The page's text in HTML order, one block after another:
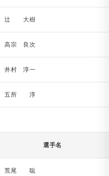
辻 大樹
高宗 良次
井村 淳一
五所 淳
選手名
荒尾 聡